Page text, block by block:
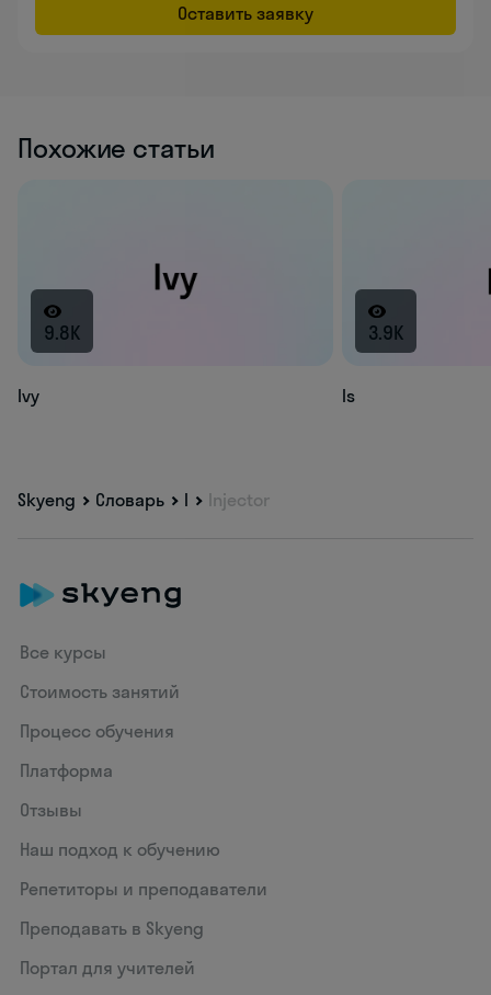
Оставить заявку
Похожие статьи
9.8K
Ivy
3.9K
Is
Skyeng Словарь I Injector
Все курсы
Стоимость занятий
Процесс обучения
Платформа
Отзывы
Наш подход к обучению
Репетиторы и преподаватели
Преподавать в Skyeng
Портал для учителей